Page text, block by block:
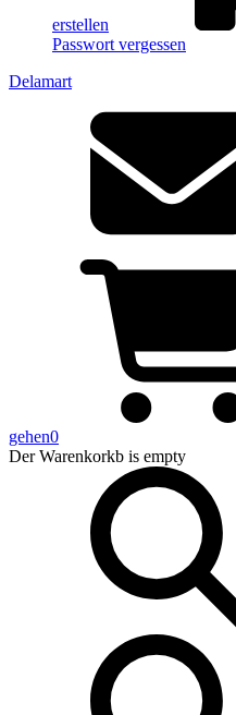
erstellen
Passwort vergessen
Delamart
gehen0
Der Warenkorkb is empty